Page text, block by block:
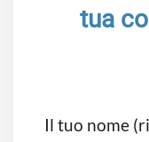
tua
Il tuo nome